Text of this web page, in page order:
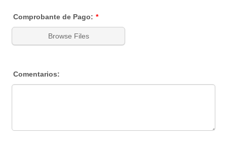
Comprobante de Pago: *
Browse Files
Comentarios: